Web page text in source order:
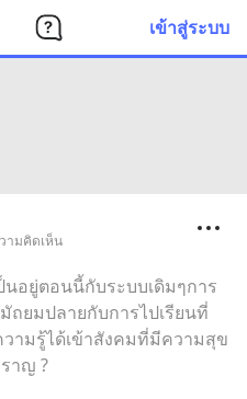
เข้าสู่ระบบ
ามคิดเห็น
นอยู่ตอนนี้กับระบบเดิมๆการ
ถยมปลายกับการไปเรียนที่
ามรู้ได้เข้าสังคมที่มีความสุข
าญ ?